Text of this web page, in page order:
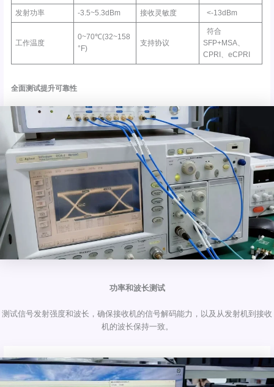
发射功率 -3.5~5.3dBm 接收灵敏度 <-13dBm
工作温度
0~70℃(32~158
°F)
支持协议
符合
SFP+MSA、
CPRI、eCPRI
全面测试提升可靠性
功率和波长测试
测试信号发射强度和波长，确保接收机的信号解码能力，以及从发射机到接收
机的波长保持一致。